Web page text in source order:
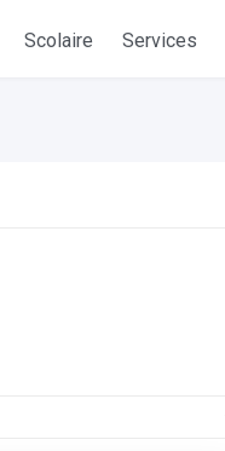
Scolaire Services